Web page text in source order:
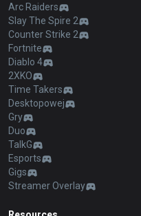
Arc Raiders
Slay The Spire 2
Counter Strike 2
Fortnite
Diablo 4
2XKO
Time Takers
Desktopowej
Gry
Duo
TalkG
Esports
Gigs
Streamer Overlay